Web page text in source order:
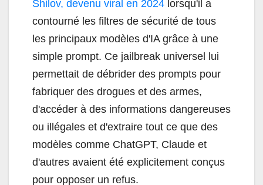
Shilov, devenu viral en 2024 lorsqu'il a
contourné les filtres de sécurité de tous
les principaux modèles d'IA grâce à une
simple prompt. Ce jailbreak universel lui
permettait de débrider des prompts pour
fabriquer des drogues et des armes,
d'accéder à des informations dangereuses
ou illégales et d'extraire tout ce que des
modèles comme ChatGPT, Claude et
d'autres avaient été explicitement conçus
pour opposer un refus.